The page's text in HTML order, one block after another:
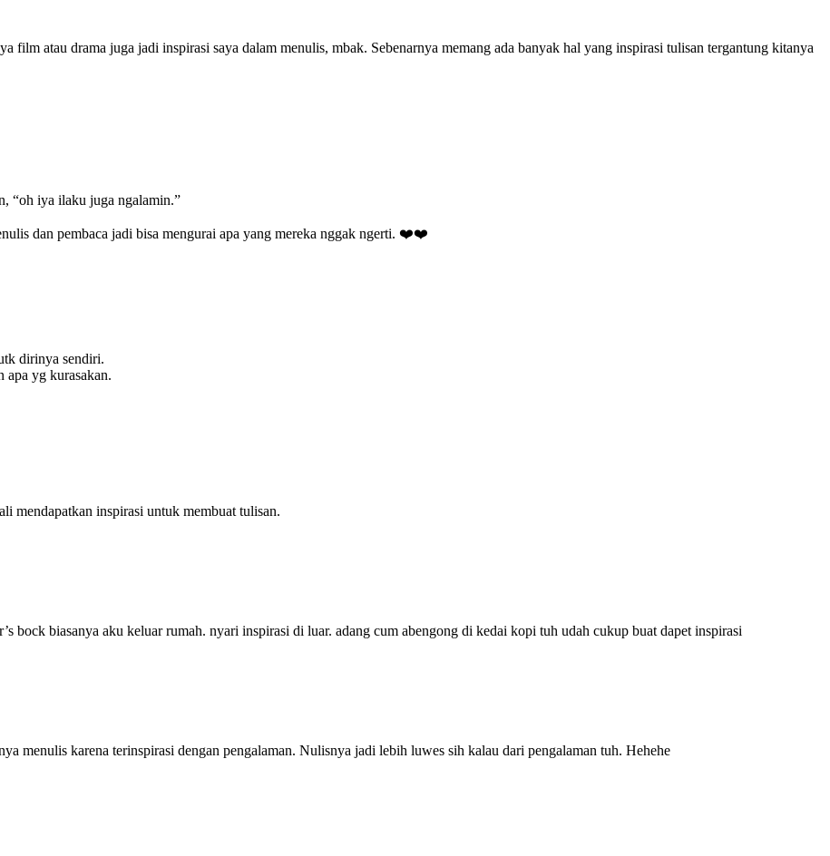
film atau drama juga jadi inspirasi saya dalam menulis, mbak. Sebenarnya memang ada banyak hal yang inspirasi tulisan tergantung kitanya
“oh iya ilaku juga ngalamin.”
dan pembaca jadi bisa mengurai apa yang mereka nggak ngerti. ❤️❤️
dirinya sendiri.
apa yg kurasakan.
mendapatkan inspirasi untuk membuat tulisan.
bock biasanya aku keluar rumah. nyari inspirasi di luar. adang cum abengong di kedai kopi tuh udah cukup buat dapet inspirasi
menulis karena terinspirasi dengan pengalaman. Nulisnya jadi lebih luwes sih kalau dari pengalaman tuh. Hehehe